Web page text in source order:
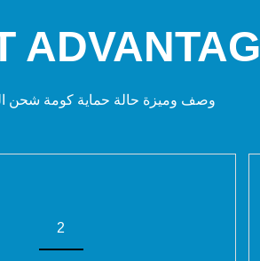
وصف وميزة حالة حماية كومة شحن
2